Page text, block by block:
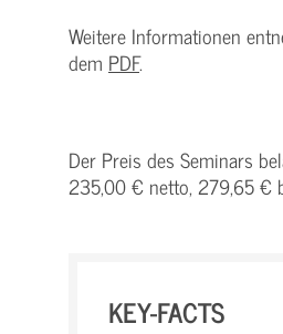
Weitere Informationen
dem PDF.
Der Preis des Seminars
235,00 € netto, 279,65 €
KEY-FACTS